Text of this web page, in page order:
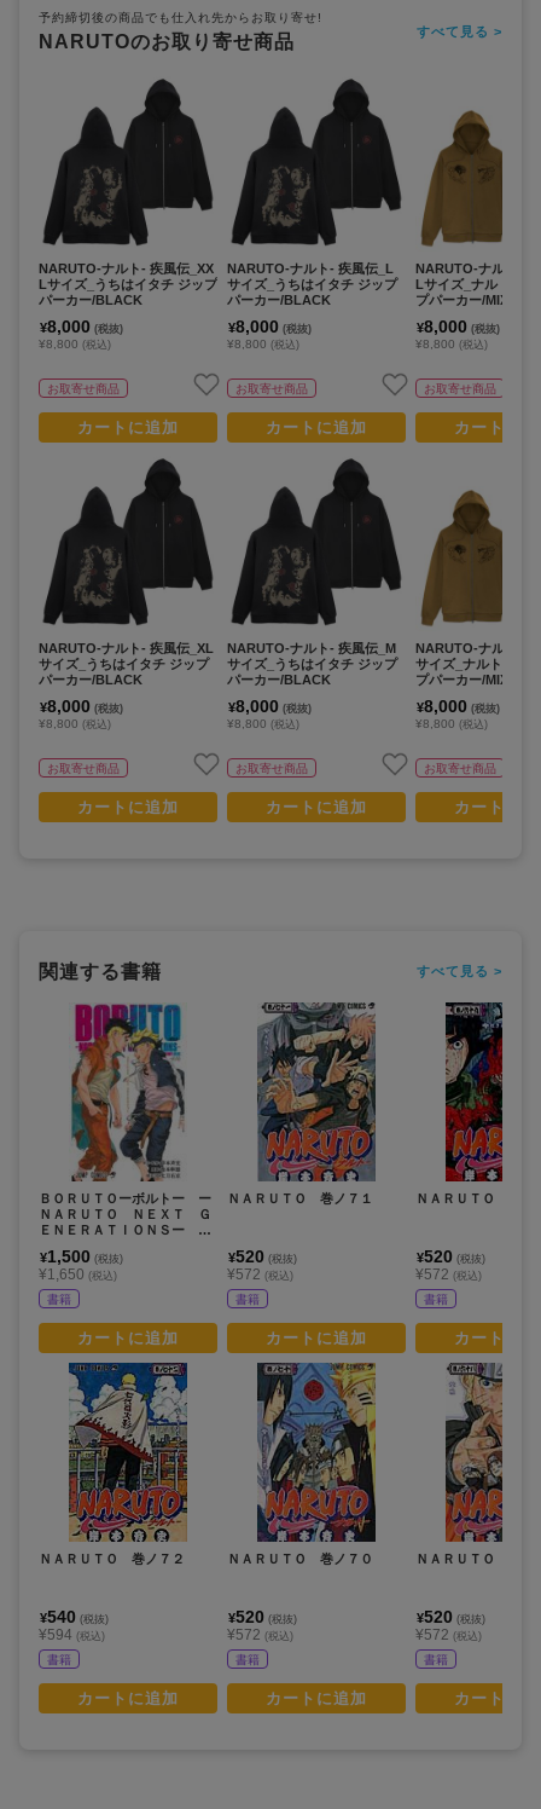
予約締切後の商品でも仕入れ先からお取り寄せ!
NARUTOのお取り寄せ商品 すべて見る >
NARUTO-ナルト- 疾風伝_XX
Lサイズ_うちはイタチ ジップ
パーカー/BLACK
¥8,000 (税抜)
¥8,800 (税込)
お取寄せ商品
カートに追加
NARUTO-ナルト- 疾風伝_XL
サイズ_うちはイタチ ジップ
パーカー/BLACK
¥8,000 (税抜)
¥8,800 (税込)
お取寄せ商品
カートに追加
NARUTO-ナルト- 疾風伝_L
サイズ_うちはイタチ ジップ
パーカー/BLACK
¥8,000 (税抜)
¥8,800 (税込)
お取寄せ商品
カートに追加
NARUTO-ナルト- 疾風伝_M
サイズ_うちはイタチ ジップ
パーカー/BLACK
¥8,000 (税抜)
¥8,800 (税込)
お取寄せ商品
カートに追加
NARUTO-ナルト-
Lサイズ_ナルト&サ
プパーカー/MIX
¥8,000 (税抜)
¥8,800 (税込)
お取寄せ商品
カートに
NARUTO-ナルト-
サイズ_ナルト&サ
プパーカー/MIX
¥8,000 (税抜)
¥8,800 (税込)
お取寄せ商品
カートに
関連する書籍 すべて見る >
ＢＯＲＵＴＯーボルトー ー
ＮＡＲＵＴＯ ＮＥＸＴ Ｇ
ＥＮＥＲＡＴＩＯＮＳー Ｓ
¥1,500 (税抜)
¥1,650 (税込)
書籍
カートに追加
ＮＡＲＵＴＯ 巻ノ７２
¥540 (税抜)
¥594 (税込)
書籍
カートに追加
ＮＡＲＵＴＯ 巻ノ７１
¥520 (税抜)
¥572 (税込)
書籍
カートに追加
ＮＡＲＵＴＯ 巻ノ７０
¥520 (税抜)
¥572 (税込)
書籍
カートに追加
ＮＡＲＵＴＯ 巻ノ
¥520 (税抜)
¥572 (税込)
書籍
カートに
ＮＡＲＵＴＯ 巻ノ
¥520 (税抜)
¥572 (税込)
書籍
カートに